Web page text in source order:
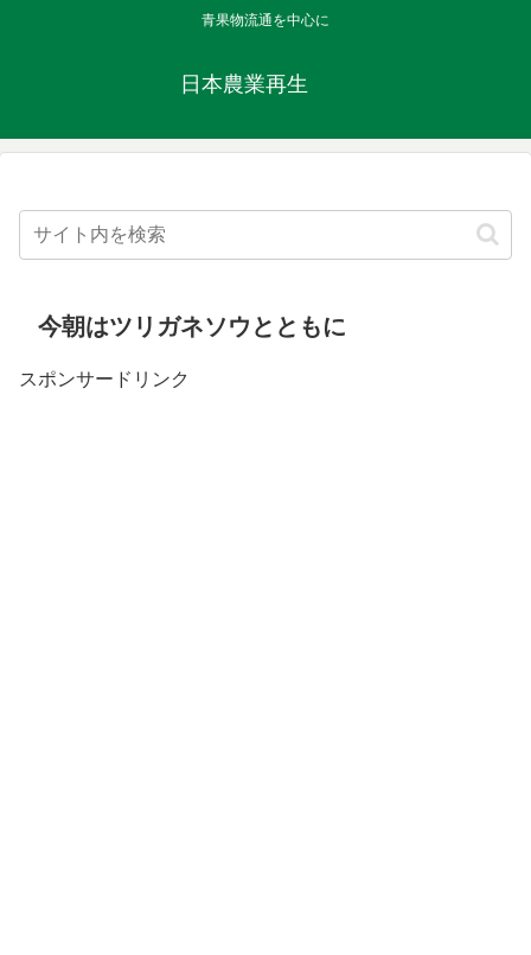
青果物流通を中心に
日本農業再生
今朝はツリガネソウとともに
スポンサードリンク